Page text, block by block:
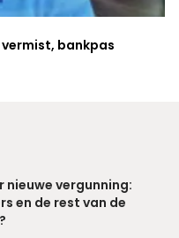
bankpas
nieuwe vergunning:
en de rest van de